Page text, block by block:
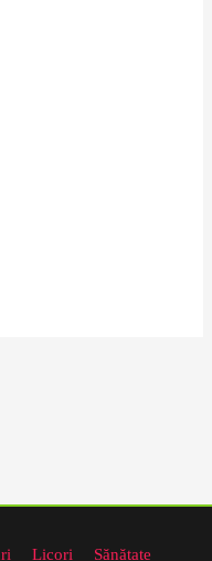
Licori
Sănătate